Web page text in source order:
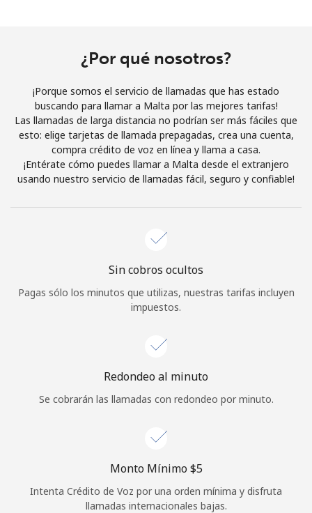
Únete
¡Hola!
Inicia sesión oREGÍSTRATE →
¿Olvidaste tu contraseña? →
o
Continuar con
¿Por qué nosotros?
¡Porque somos el servicio de llamadas que has estado
buscando para llamar a Malta por las mejores tarifas!
Las llamadas de larga distancia no podrían ser más fáciles que
esto: elige tarjetas de llamada prepagadas, crea una cuenta,
compra crédito de voz en línea y llama a casa.
¡Entérate cómo puedes llamar a Malta desde el extranjero
usando nuestro servicio de llamadas fácil, seguro y confiable!
Sin cobros ocultos
Pagas sólo los minutos que utilizas, nuestras tarifas incluyen
impuestos.
Redondeo al minuto
Se cobrarán las llamadas con redondeo por minuto.
Monto Mínimo ⁦$5⁩
Intenta Crédito de Voz por una orden mínima y disfruta
llamadas internacionales bajas.